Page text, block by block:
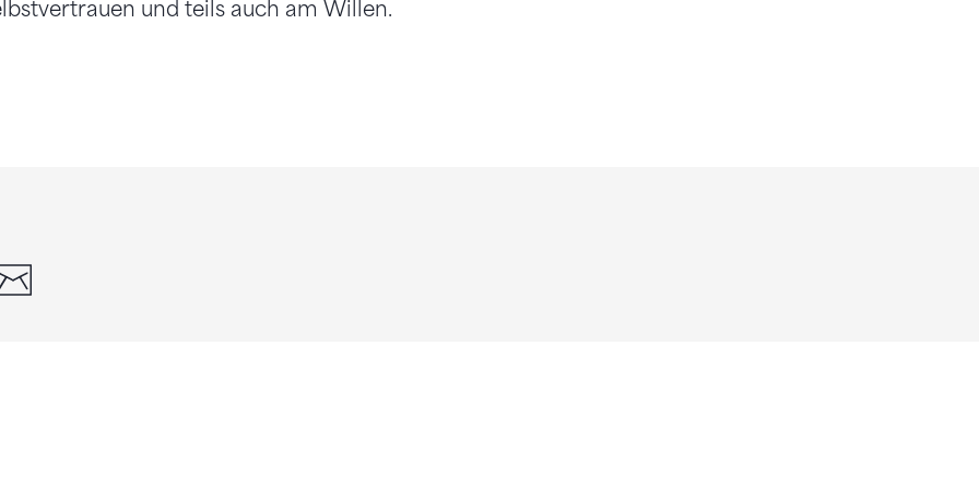
und teils auch am Willen.